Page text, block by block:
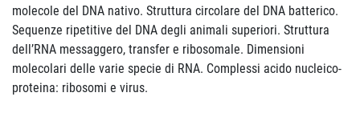
molecole del DNA nativo. Struttura circolare del DNA batterico.
Sequenze ripetitive del DNA degli animali superiori. Struttura
dell’RNA messaggero, transfer e ribosomale. Dimensioni
molecolari delle varie specie di RNA. Complessi acido nucleico-
proteina: ribosomi e virus.